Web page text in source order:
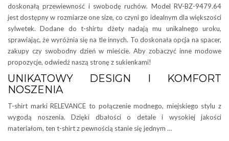
doskonałą przewiewność i swobodę ruchów. Model RV-BZ-9479.64
jest dostępny w rozmiarze one size, co czyni go idealnym dla większości
sylwetek. Dodane do t-shirtu dżety nadają mu unikalnego uroku,
sprawiając, że wyróżnia się na tle innych. To doskonała opcja na spacer,
zakupy czy swobodny dzień w mieście. Aby zobaczyć inne modowe
propozycje, odwiedź naszą stronę z sukienkami!
UNIKATOWY DESIGN I KOMFORT
NOSZENIA
T-shirt marki RELEVANCE to połączenie modnego, miejskiego stylu z
wygodą noszenia. Dzięki dbałości o detale i wysokiej jakości
materiałom, ten t-shirt z pewnością stanie się jednym …